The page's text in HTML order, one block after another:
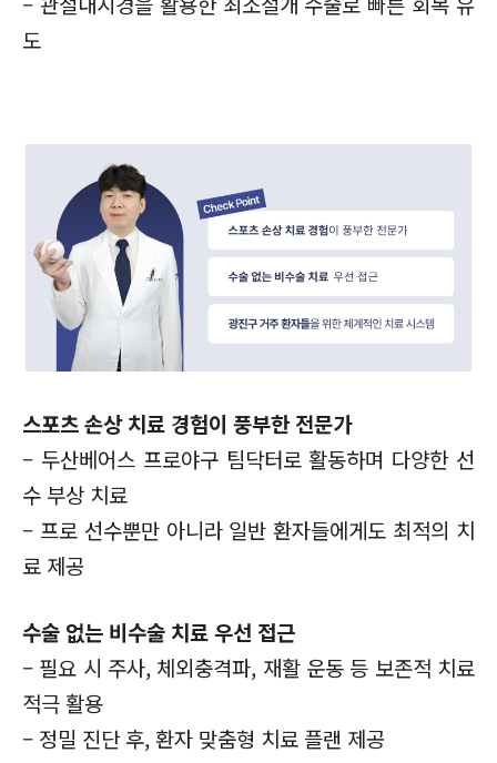
도
스포츠 손상 치료 경험이 풍부한 전문가
– 두산베어스 프로야구 팀닥터로 활동하며 다양한 선
수 부상 치료
– 프로 선수뿐만 아니라 일반 환자들에게도 최적의 치
료 제공
수술 없는 비수술 치료 우선 접근
– 필요 시 주사, 체외충격파, 재활 운동 등 보존적 치료
적극 활용
– 정밀 진단 후, 환자 맞춤형 치료 플랜 제공